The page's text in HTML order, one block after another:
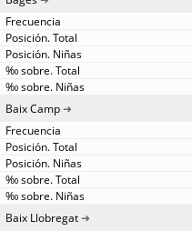
Baix Camp
Baix Llobregat